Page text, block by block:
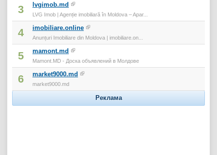
3 lvgimob.md
LVG Imob | Agenție imobiliară în Moldova – Apar...
4 imobiliare.online
Anunțuri Imobiliare din Moldova | imobiliare.on...
5 mamont.md
Mamont.MD - Доска объявлений в Молдове
6 market9000.md
market9000.md
Реклама